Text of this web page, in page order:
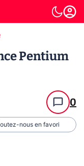
Pentium
0
nous en favori